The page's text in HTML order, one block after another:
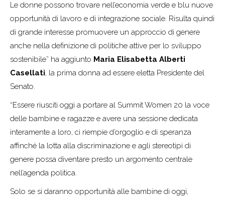
Le donne possono trovare nell’economia verde e blu nuove
opportunità di lavoro e di integrazione sociale. Risulta quindi
di grande interesse promuovere un approccio di genere
anche nella definizione di politiche attive per lo sviluppo
sostenibile” ha aggiunto Maria Elisabetta Alberti
Casellati, la prima donna ad essere eletta Presidente del
Senato.
“Essere riusciti oggi a portare al Summit Women 20 la voce
delle bambine e ragazze e avere una sessione dedicata
interamente a loro, ci riempie d’orgoglio e di speranza
affinché la lotta alla discriminazione e agli stereotipi di
genere possa diventare presto un argomento centrale
nell’agenda politica.
Solo se si daranno opportunità alle bambine di oggi,